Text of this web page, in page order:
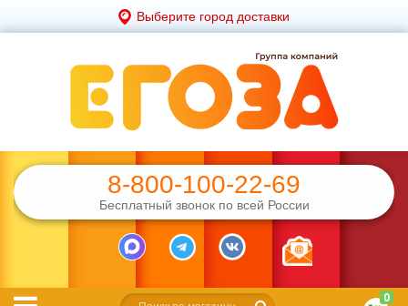
Выберите город доставки
8-800-100-22-69
Бесплатный звонок по всей России
0